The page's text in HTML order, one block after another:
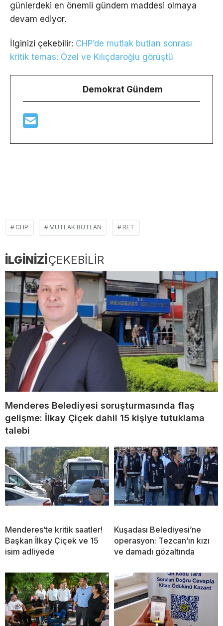
günlerdeki en önemli gündem maddesi olmaya
devam ediyor.
İlginizi çekebilir: CHP’de mutlak butlan sonrası
kritik temas: Özel ve Kılıçdaroğlu görüştü
Demokrat Gündem
CHP MUTLAK BUTLAN RET
İLGİNİZİÇEKEBİLİR
Menderes Belediyesi soruşturmasında flaş
gelişme: İlkay Çiçek dahil 15 kişiye tutuklama
talebi
Menderes’te kritik saatler!
Başkan İlkay Çiçek ve 15
isim adliyede
Kuşadası Belediyesi’ne
operasyon: Tezcan’ın kızı
ve damadı gözaltında